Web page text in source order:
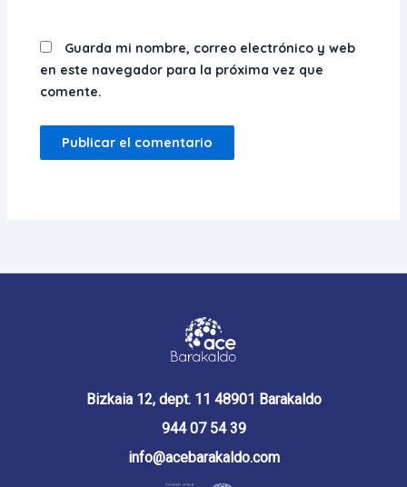
Guarda mi nombre, correo electrónico y web
en este navegador para la próxima vez que
comente.
Bizkaia 12, dept. 11 48901 Barakaldo
944 07 54 39
info@acebarakaldo.com